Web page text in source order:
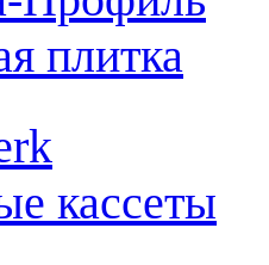
плитка
кассеты